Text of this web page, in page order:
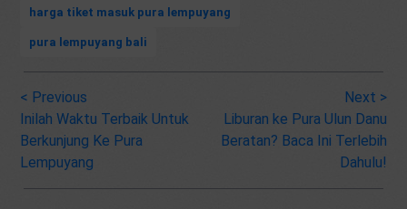
harga tiket masuk pura lempuyang
pura lempuyang bali
< Previous
Inilah Waktu Terbaik Untuk
Berkunjung Ke Pura
Lempuyang
Next >
Liburan ke Pura Ulun Danu
Beratan? Baca Ini Terlebih
Dahulu!